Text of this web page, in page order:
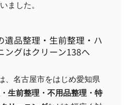
ました。
遺品整理・生前整理・ハ
ングはクリーン138へ
、名古屋市をはじめ愛知県
生前整理・不用品整理・特